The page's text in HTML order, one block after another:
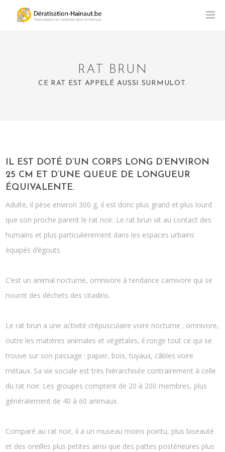
RAT BRUN
CE RAT EST APPELÉ AUSSI SURMULOT.
IL EST DOTÉ D’UN CORPS LONG D’ENVIRON
25 CM ET D’UNE QUEUE DE LONGUEUR
ÉQUIVALENTE.
Adulte, il pèse environ 300 g, il est donc plus grand et plus lourd
que son proche parent le rat noir. Le rat brun vit au contact des
humains et plus particulièrement dans les espaces urbains
équipés d’égouts.
C’est un animal nocturne, omnivore à tendance carnivore qui se
nourrit des déchets des citadins.
Le rat brun a une activité crépusculaire voire nocturne ; omnivore,
outre les matières animales et végétales, il ronge tout ce qui se
trouve sur son passage : papier, bois, tuyaux, câbles voire
métaux. Sa vie sociale est très hiérarchisée contrairement à celle
du rat noir. Les groupes comptent de 20 à 200 membres, plus
généralement de 40 à 60 animaux.
Comparé au rat noir, il a un museau moins pointu, plus biseauté
et des oreilles plus petites ainsi que des pattes postérieures plus